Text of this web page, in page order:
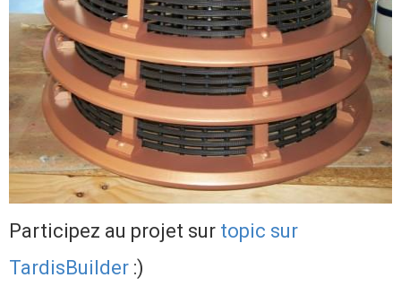
Participez au projet sur topic sur
TardisBuilder :)